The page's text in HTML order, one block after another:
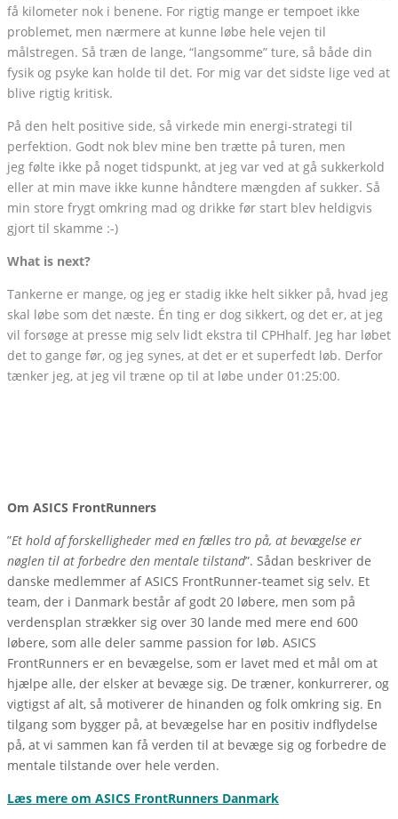
få kilometer nok i benene. For rigtig mange er tempoet ikke
problemet, men nærmere at kunne løbe hele vejen til
målstregen. Så træn de lange, “langsomme” ture, så både din
fysik og psyke kan holde til det. For mig var det sidste lige ved at
blive rigtig kritisk.
På den helt positive side, så virkede min energi-strategi til
perfektion. Godt nok blev mine ben trætte på turen, men
jeg følte ikke på noget tidspunkt, at jeg var ved at gå sukkerkold
eller at min mave ikke kunne håndtere mængden af sukker. Så
min store frygt omkring mad og drikke før start blev heldigvis
gjort til skamme :-)
What is next?
Tankerne er mange, og jeg er stadig ikke helt sikker på, hvad jeg
skal løbe som det næste. Én ting er dog sikkert, og det er, at jeg
vil forsøge at presse mig selv lidt ekstra til CPHhalf. Jeg har løbet
det to gange før, og jeg synes, at det er et superfedt løb. Derfor
tænker jeg, at jeg vil træne op til at løbe under 01:25:00.
Om ASICS FrontRunners
”Et hold af forskelligheder med en fælles tro på, at bevægelse er
nøglen til at forbedre den mentale tilstand”. Sådan beskriver de
danske medlemmer af ASICS FrontRunner-teamet sig selv. Et
team, der i Danmark består af godt 20 løbere, men som på
verdensplan strækker sig over 30 lande med mere end 600
løbere, som alle deler samme passion for løb. ASICS
FrontRunners er en bevægelse, som er lavet med et mål om at
hjælpe alle, der elsker at bevæge sig. De træner, konkurrerer, og
vigtigst af alt, så motiverer de hinanden og folk omkring sig. En
tilgang som bygger på, at bevægelse har en positiv indflydelse
på, at vi sammen kan få verden til at bevæge sig og forbedre de
mentale tilstande over hele verden.
Læs mere om ASICS FrontRunners Danmark